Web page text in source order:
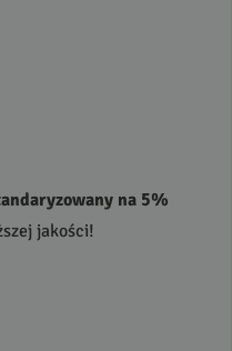
na 5%
jakości!